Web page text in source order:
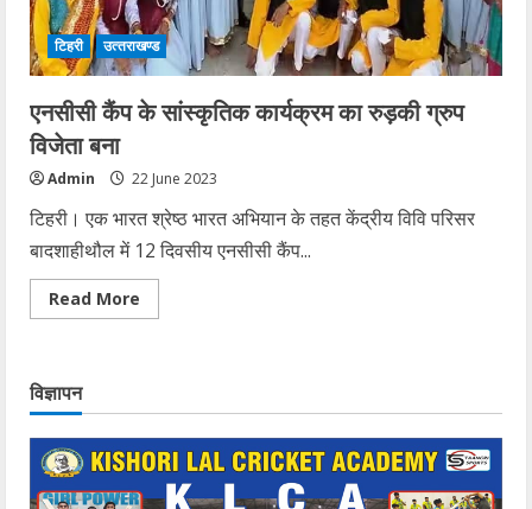
रहे
हैं
घर
में
राशन
भरना
है
साहब
पानी
पीकर
रात
काट
रहे
टिहरी उत्‍तराखण्‍ड
एनसीसी कैंप के सांस्कृतिक कार्यक्रम का रुड़की ग्रुप
विजेता बना
Admin 22 June 2023
टिहरी। एक भारत श्रेष्ठ भारत अभियान के तहत केंद्रीय विवि परिसर
बादशाहीथौल में 12 दिवसीय एनसीसी कैंप...
Read More
more
कार्यक्रम
रुड़की
ग्रुप
विजेता
बना
विज्ञापन